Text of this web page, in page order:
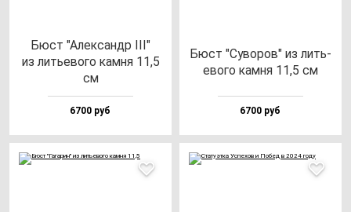
Бюст "Алек­сандр III"
из лить­ево­го кам­ня 11,5
см
6700 руб
Бюст "Суво­ров" из лить­
ево­го кам­ня 11,5 см
6700 руб